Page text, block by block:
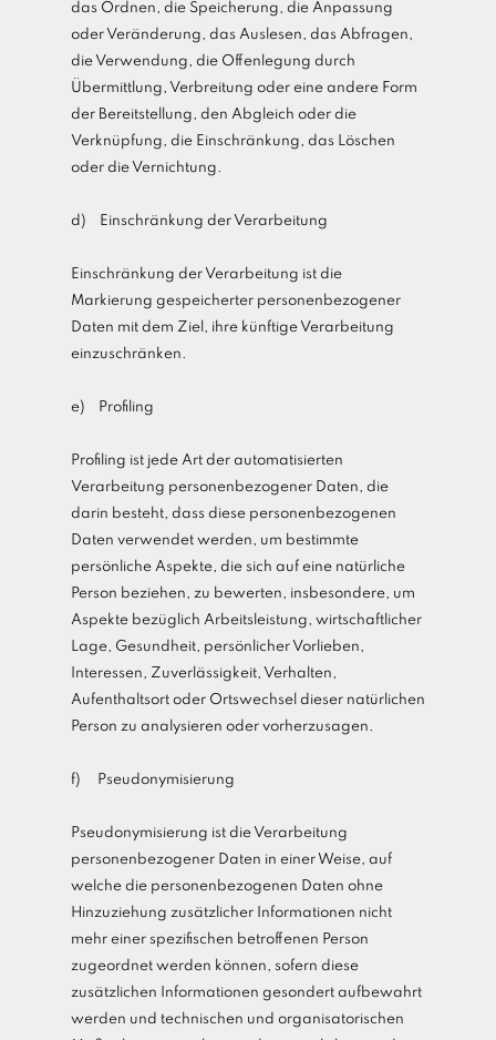
das Ordnen, die Speicherung, die Anpassung
oder Veränderung, das Auslesen, das Abfragen,
die Verwendung, die Offenlegung durch
Übermittlung, Verbreitung oder eine andere Form
der Bereitstellung, den Abgleich oder die
Verknüpfung, die Einschränkung, das Löschen
oder die Vernichtung.
d) Einschränkung der Verarbeitung
Einschränkung der Verarbeitung ist die
Markierung gespeicherter personenbezogener
Daten mit dem Ziel, ihre künftige Verarbeitung
einzuschränken.
e) Profiling
Profiling ist jede Art der automatisierten
Verarbeitung personenbezogener Daten, die
darin besteht, dass diese personenbezogenen
Daten verwendet werden, um bestimmte
persönliche Aspekte, die sich auf eine natürliche
Person beziehen, zu bewerten, insbesondere, um
Aspekte bezüglich Arbeitsleistung, wirtschaftlicher
Lage, Gesundheit, persönlicher Vorlieben,
Interessen, Zuverlässigkeit, Verhalten,
Aufenthaltsort oder Ortswechsel dieser natürlichen
Person zu analysieren oder vorherzusagen.
f) Pseudonymisierung
Pseudonymisierung ist die Verarbeitung
personenbezogener Daten in einer Weise, auf
welche die personenbezogenen Daten ohne
Hinzuziehung zusätzlicher Informationen nicht
mehr einer spezifischen betroffenen Person
zugeordnet werden können, sofern diese
zusätzlichen Informationen gesondert aufbewahrt
werden und technischen und organisatorischen